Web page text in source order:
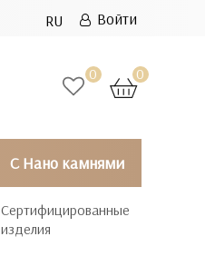
RU Войти
0 0
С Нано камнями
Сертифицированные
изделия